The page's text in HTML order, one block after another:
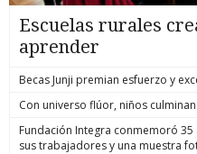
Escuelas rurales
aprender
Becas Junji premian esfuerzo y
Con universo flúor, niños
Fundación Integra conmemoró
sus trabajadores y una muestra